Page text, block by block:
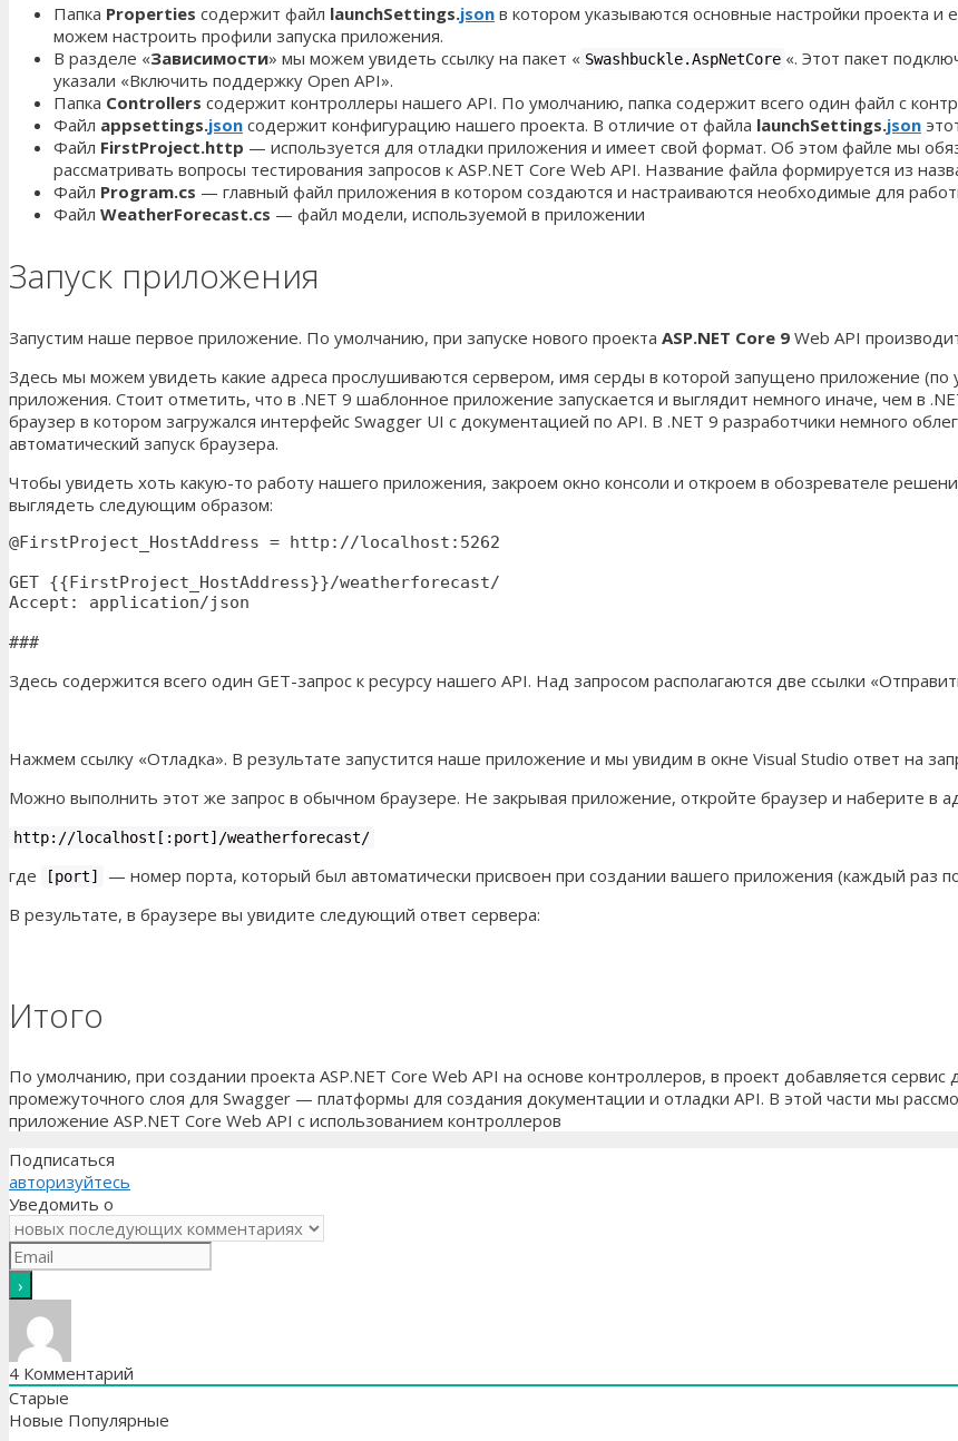
Папка Properties содержит файл launchSettings.json в котором указываются основные настройки проекта и
можем настроить профили запуска приложения.
В разделе «Зависимости» мы можем увидеть ссылку на пакет « Swashbuckle.AspNetCore «. Этот пакет
указали «Включить поддержку Open API».
Папка Controllers содержит контроллеры нашего API. По умолчанию, папка содержит всего один файл с
Файл appsettings.json содержит конфигурацию нашего проекта. В отличие от файла launchSettings.json
Файл FirstProject.http — используется для отладки приложения и имеет свой формат. Об этом файле мы
рассматривать вопросы тестирования запросов к ASP.NET Core Web API. Название файла формируется из
Файл Program.cs — главный файл приложения в котором создаются и настраиваются необходимые для
Файл WeatherForecast.cs — файл модели, используемой в приложении
Запуск приложения
Запустим наше первое приложение. По умолчанию, при запуске нового проекта ASP.NET Core 9 Web API
Здесь мы можем увидеть какие адреса прослушиваются сервером, имя серды в которой запущено приложение
приложения. Стоит отметить, что в .NET 9 шаблонное приложение запускается и выглядит немного иначе, чем в
браузер в котором загружался интерфейс Swagger UI с документацией по API. В .NET 9 разработчики немного
автоматический запуск браузера.
Чтобы увидеть хоть какую-то работу нашего приложения, закроем окно консоли и откроем в обозревателе
выглядеть следующим образом:
@FirstProject_HostAddress = http://localhost:5262
GET {{FirstProject_HostAddress}}/weatherforecast/
Accept: application/json
###
Здесь содержится всего один GET-запрос к ресурсу нашего API. Над запросом располагаются две ссылки
Нажмем ссылку «Отладка». В результате запустится наше приложение и мы увидим в окне Visual Studio ответ на
Можно выполнить этот же запрос в обычном браузере. Не закрывая приложение, откройте браузер и наберите в
http://localhost[:port]/weatherforecast/
где [port]
— номер порта, который был автоматически присвоен при создании вашего приложения (каждый раз
В результате, в браузере вы увидите следующий ответ сервера:
Итого
По умолчанию, при создании проекта ASP.NET Core Web API на основе контроллеров, в проект добавляется
промежуточного слоя для Swagger — платформы для создания документации и отладки API. В этой части мы
приложение ASP.NET Core Web API с использованием контроллеров
Подписаться
авторизуйтесь
Уведомить о
4 Комментарий
Старые
Новые Популярные